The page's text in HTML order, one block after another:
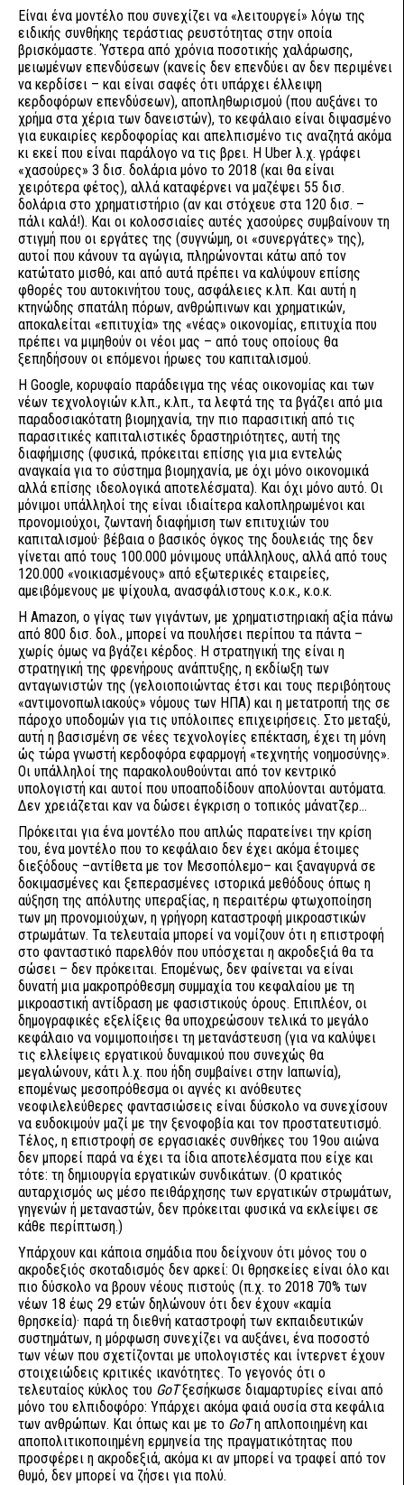
Είναι ένα μοντέλο που συνεχίζει να «λειτουργεί» λόγω της
ειδικής συνθήκης τεράστιας ρευστότητας στην οποία
βρισκόμαστε. Ύστερα από χρόνια ποσοτικής χαλάρωσης,
μειωμένων επενδύσεων (κανείς δεν επενδύει αν δεν περιμένει
να κερδίσει – και είναι σαφές ότι υπάρχει έλλειψη
κερδοφόρων επενδύσεων), αποπληθωρισμού (που αυξάνει το
χρήμα στα χέρια των δανειστών), το κεφάλαιο είναι διψασμένο
για ευκαιρίες κερδοφορίας και απελπισμένο τις αναζητά ακόμα
κι εκεί που είναι παράλογο να τις βρει. Η Uber λ.χ. γράφει
«χασούρες» 3 δισ. δολάρια μόνο το 2018 (και θα είναι
χειρότερα φέτος), αλλά καταφέρνει να μαζέψει 55 δισ.
δολάρια στο χρηματιστήριο (αν και στόχευε στα 120 δισ. –
πάλι καλά!). Και οι κολοσσιαίες αυτές χασούρες συμβαίνουν τη
στιγμή που οι εργάτες της (συγνώμη, οι «συνεργάτες» της),
αυτοί που κάνουν τα αγώγια, πληρώνονται κάτω από τον
κατώτατο μισθό, και από αυτά πρέπει να καλύψουν επίσης
φθορές του αυτοκινήτου τους, ασφάλειες κ.λπ. Και αυτή η
κτηνώδης σπατάλη πόρων, ανθρώπινων και χρηματικών,
αποκαλείται «επιτυχία» της «νέας» οικονομίας, επιτυχία που
πρέπει να μιμηθούν οι νέοι μας – από τους οποίους θα
ξεπηδήσουν οι επόμενοι ήρωες του καπιταλισμού.
Η Google, κορυφαίο παράδειγμα της νέας οικονομίας και των
νέων τεχνολογιών κ.λπ., κ.λπ., τα λεφτά της τα βγάζει από μια
παραδοσιακότατη βιομηχανία, την πιο παρασιτική από τις
παρασιτικές καπιταλιστικές δραστηριότητες, αυτή της
διαφήμισης (φυσικά, πρόκειται επίσης για μια εντελώς
αναγκαία για το σύστημα βιομηχανία, με όχι μόνο οικονομικά
αλλά επίσης ιδεολογικά αποτελέσματα). Και όχι μόνο αυτό. Οι
μόνιμοι υπάλληλοί της είναι ιδιαίτερα καλοπληρωμένοι και
προνομιούχοι, ζωντανή διαφήμιση των επιτυχιών του
καπιταλισμού· βέβαια ο βασικός όγκος της δουλειάς της δεν
γίνεται από τους 100.000 μόνιμους υπάλληλους, αλλά από τους
120.000 «νοικιασμένους» από εξωτερικές εταιρείες,
αμειβόμενους με ψίχουλα, ανασφάλιστους κ.ο.κ., κ.ο.κ.
H Amazon, ο γίγας των γιγάντων, με χρηματιστηριακή αξία πάνω
από 800 δισ. δολ., μπορεί να πουλήσει περίπου τα πάντα –
χωρίς όμως να βγάζει κέρδος. Η στρατηγική της είναι η
στρατηγική της φρενήρους ανάπτυξης, η εκδίωξη των
ανταγωνιστών της (γελοιοποιώντας έτσι και τους περιβόητους
«αντιμονοπωλιακούς» νόμους των ΗΠΑ) και η μετατροπή της σε
πάροχο υποδομών για τις υπόλοιπες επιχειρήσεις. Στο μεταξύ,
αυτή η βασισμένη σε νέες τεχνολογίες επέκταση, έχει τη μόνη
ώς τώρα γνωστή κερδοφόρα εφαρμογή «τεχνητής νοημοσύνης».
Οι υπάλληλοί της παρακολουθούνται από τον κεντρικό
υπολογιστή και αυτοί που υποαποδίδουν απολύονται αυτόματα.
Δεν χρειάζεται καν να δώσει έγκριση ο τοπικός μάνατζερ...
Πρόκειται για ένα μοντέλο που απλώς παρατείνει την κρίση
του, ένα μοντέλο που το κεφάλαιο δεν έχει ακόμα έτοιμες
διεξόδους –αντίθετα με τον Μεσοπόλεμο– και ξαναγυρνά σε
δοκιμασμένες και ξεπερασμένες ιστορικά μεθόδους όπως η
αύξηση της απόλυτης υπεραξίας, η περαιτέρω φτωχοποίηση
των μη προνομιούχων, η γρήγορη καταστροφή μικροαστικών
στρωμάτων. Τα τελευταία μπορεί να νομίζουν ότι η επιστροφή
στο φανταστικό παρελθόν που υπόσχεται η ακροδεξιά θα τα
σώσει – δεν πρόκειται. Επομένως, δεν φαίνεται να είναι
δυνατή μια μακροπρόθεσμη συμμαχία του κεφαλαίου με τη
μικροαστική αντίδραση με φασιστικούς όρους. Επιπλέον, οι
δημογραφικές εξελίξεις θα υποχρεώσουν τελικά το μεγάλο
κεφάλαιο να νομιμοποιήσει τη μετανάστευση (για να καλύψει
τις ελλείψεις εργατικού δυναμικού που συνεχώς θα
μεγαλώνουν, κάτι λ.χ. που ήδη συμβαίνει στην Ιαπωνία),
επομένως μεσοπρόθεσμα οι αγνές κι ανόθευτες
νεοφιλελεύθερες φαντασιώσεις είναι δύσκολο να συνεχίσουν
να ευδοκιμούν μαζί με την ξενοφοβία και τον προστατευτισμό.
Τέλος, η επιστροφή σε εργασιακές συνθήκες του 19ου αιώνα
δεν μπορεί παρά να έχει τα ίδια αποτελέσματα που είχε και
τότε: τη δημιουργία εργατικών συνδικάτων. (Ο κρατικός
αυταρχισμός ως μέσο πειθάρχησης των εργατικών στρωμάτων,
γηγενών ή μεταναστών, δεν πρόκειται φυσικά να εκλείψει σε
κάθε περίπτωση.)
Υπάρχουν και κάποια σημάδια που δείχνουν ότι μόνος του ο
ακροδεξιός σκοταδισμός δεν αρκεί: Οι θρησκείες είναι όλο και
πιο δύσκολο να βρουν νέους πιστούς (π.χ. το 2018 70% των
νέων 18 έως 29 ετών δηλώνουν ότι δεν έχουν «καμία
θρησκεία)· παρά τη διεθνή καταστροφή των εκπαιδευτικών
συστημάτων, η μόρφωση συνεχίζει να αυξάνει, ένα ποσοστό
των νέων που σχετίζονται με υπολογιστές και ίντερνετ έχουν
στοιχειώδεις κριτικές ικανότητες. Το γεγονός ότι ο
τελευταίος κύκλος του GoTξεσήκωσε διαμαρτυρίες είναι από
μόνο του ελπιδοφόρο: Υπάρχει ακόμα φαιά ουσία στα κεφάλια
των ανθρώπων. Και όπως και με το GoTη απλοποιημένη και
αποπολιτικοποιημένη ερμηνεία της πραγματικότητας που
προσφέρει η ακροδεξιά, ακόμα κι αν μπορεί να τραφεί από τον
θυμό, δεν μπορεί να ζήσει για πολύ.